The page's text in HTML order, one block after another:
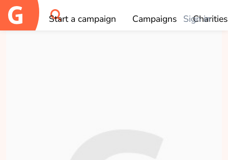
Start a campaign Campaigns Charities
Sign in
Who do you like to donate to?